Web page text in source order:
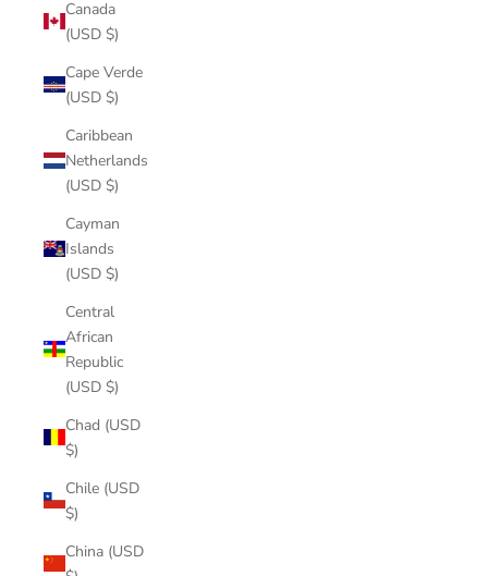
Canada
(USD $)
Cape Verde
(USD $)
Caribbean
Netherlands
(USD $)
Cayman
Islands
(USD $)
Central
African
Republic
(USD $)
Chad (USD
$)
Chile (USD
$)
China (USD